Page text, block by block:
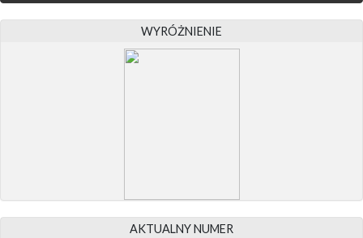
WYRÓŻNIENIE
AKTUALNY NUMER